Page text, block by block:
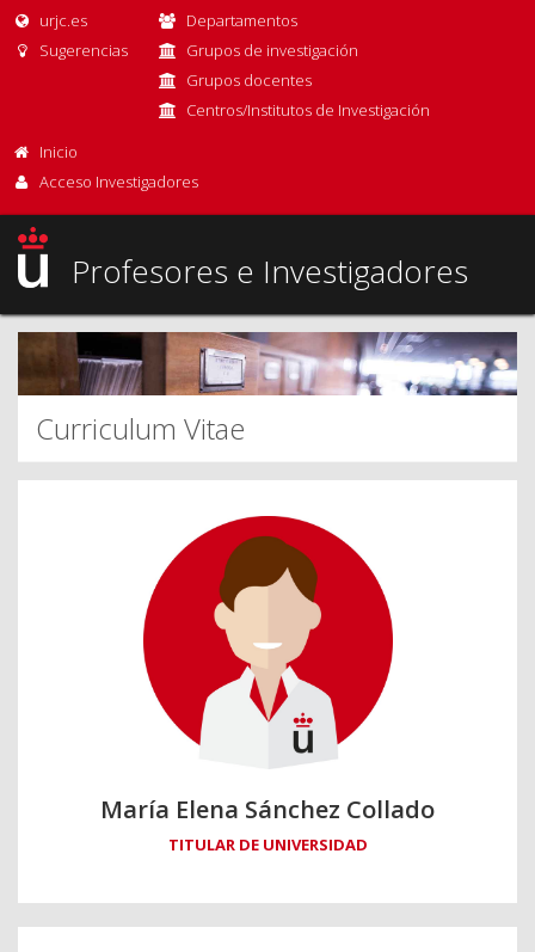
urjc.es
Sugerencias
Departamentos
Grupos de investigación
Grupos docentes
Centros/Institutos de Investigación
Inicio
Acceso Investigadores
Profesores e Investigadores
Curriculum Vitae
María Elena Sánchez Collado
TITULAR DE UNIVERSIDAD